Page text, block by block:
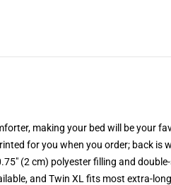
making your bed will be your
for you when you order; back is
(2 cm) polyester filling and
and Twin XL fits most extra-